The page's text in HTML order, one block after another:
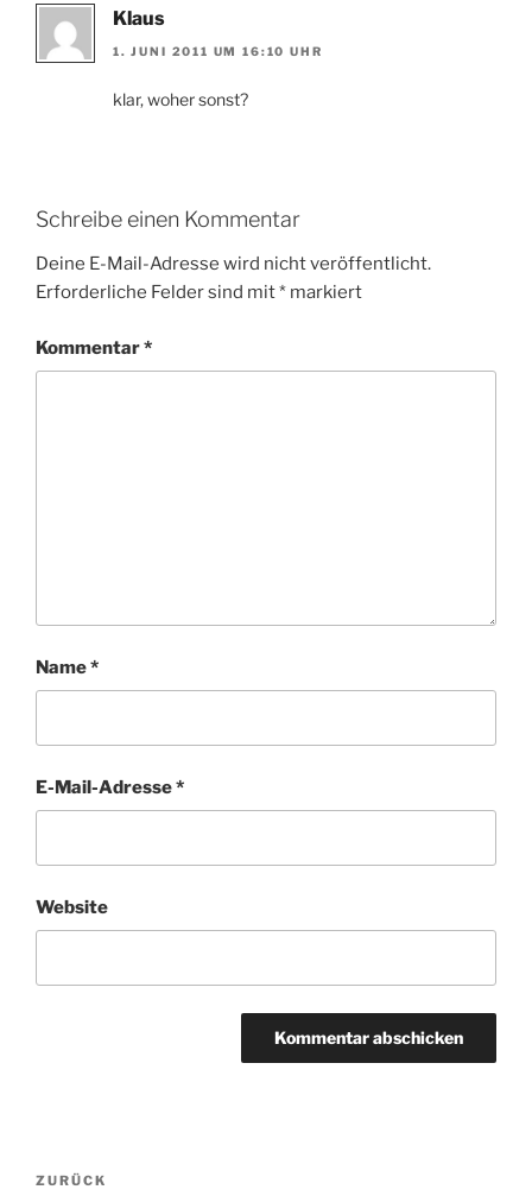
Klaus
1. JUNI 2011 UM 16:10 UHR
klar, woher sonst?
Schreibe einen Kommentar
Deine E-Mail-Adresse wird nicht veröffentlicht.
Erforderliche Felder sind mit* markiert
Kommentar*
Name*
E-Mail-Adresse*
Website
Beitragsnavigation
Vorheriger
ZURÜCK